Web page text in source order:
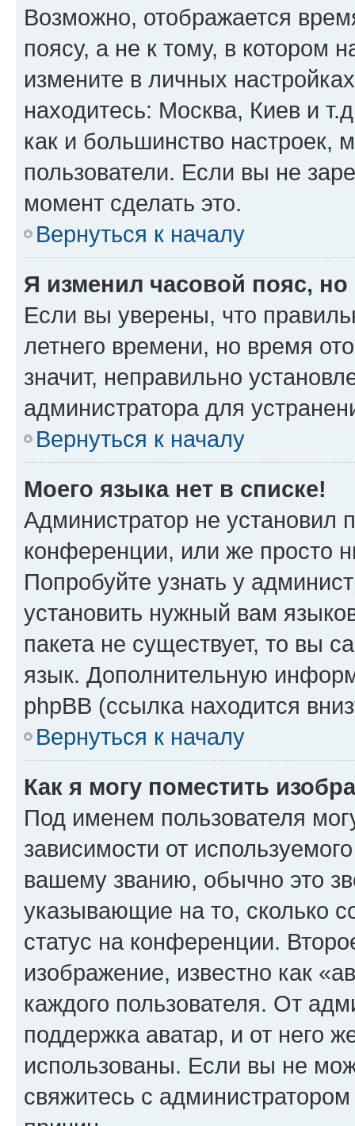
Возможно, отображается
поясу, а не к тому, в котором
измените в личных
находитесь: Москва, Киев и
как и большинство настроек,
пользователи. Если вы не
момент сделать это.
Вернуться к началу
Я изменил часовой пояс,
Если вы уверены, что
летнего времени, но время
значит, неправильно
администратора для
Вернуться к началу
Моего языка нет в списке!
Администратор не установил
конференции, или же просто
Попробуйте узнать у
установить нужный вам
пакета не существует, то вы
язык. Дополнительную
phpBB (ссылка находится
Вернуться к началу
Как я могу поместить
Под именем пользователя
зависимости от
вашему званию, обычно это
указывающие на то, сколько
статус на конференции.
изображение, известно как
каждого пользователя. От
поддержка аватар, и от него
использованы. Если вы не
свяжитесь с